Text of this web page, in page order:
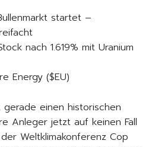
startet –
nach 1.619% mit Uranium
Energy ($EU)
einen historischen
Anleger jetzt auf keinen Fall
Weltklimakonferenz Cop